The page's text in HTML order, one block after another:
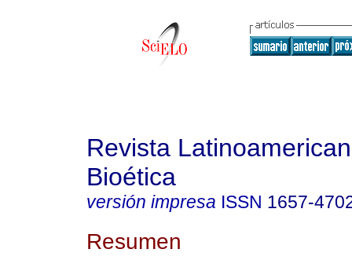
Revista
Bioética
versión impresa ISSN 1657-
Resumen